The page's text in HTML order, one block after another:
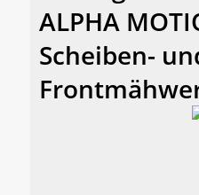
ALPHA
Scheiben-